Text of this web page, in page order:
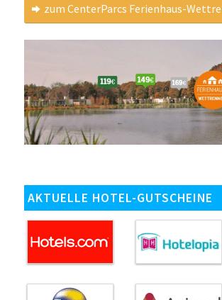
zum CenterParcs Ferienhaus-
AKTUELLE HOTEL-GUTSCHEINE